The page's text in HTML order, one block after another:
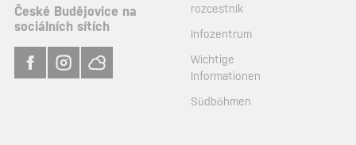
České Budějovice na
sociálních sítích
rozcestník
Infozentrum
Wichtige
Informationen
Südböhmen